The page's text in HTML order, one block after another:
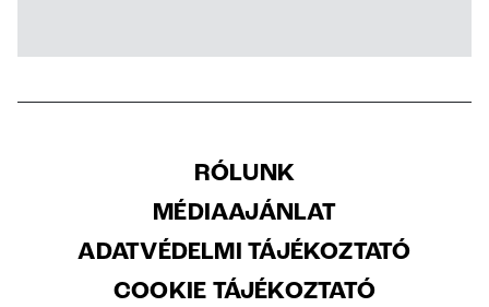
RÓLUNK
MÉDIAAJÁNLAT
ADATVÉDELMI TÁJÉKOZTATÓ
COOKIE TÁJÉKOZTATÓ